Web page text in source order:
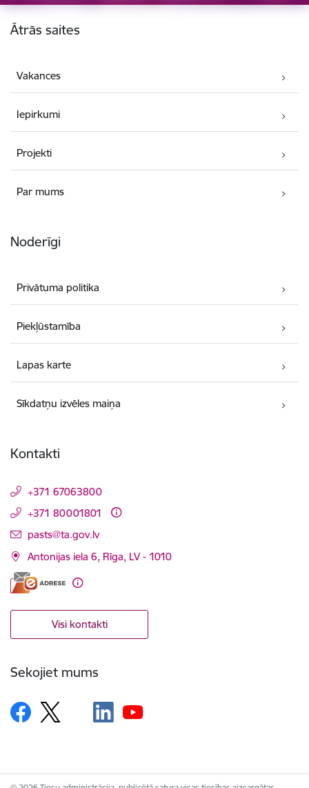
Kājene
Ātrās saites
Vakances
Iepirkumi
Projekti
Par mums
Noderīgi
Privātuma politika
Piekļūstamība
Lapas karte
Sīkdatņu izvēles maiņa
Kontakti
+371 67063800
+371 80001801
E-pasts:
pasts@ta.gov.lv
Antonijas iela 6, Rīga, LV - 1010
Visi kontakti
Sekojiet mums